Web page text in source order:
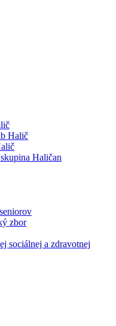
Halič
Haličan
zbor
sociálnej a zdravotnej